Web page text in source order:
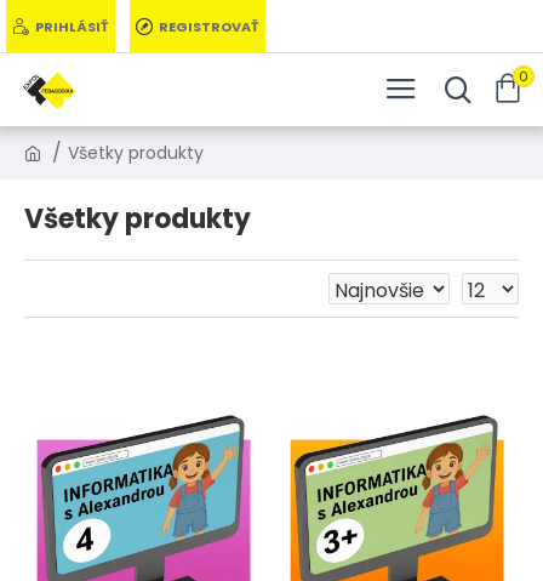
PRIHLÁSIŤ REGISTROVAŤ
0
Všetky produkty
Všetky produkty